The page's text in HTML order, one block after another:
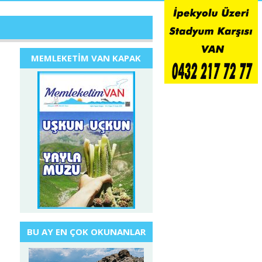
MEMLEKETİM VAN KAPAK
BU AY EN ÇOK OKUNANLAR